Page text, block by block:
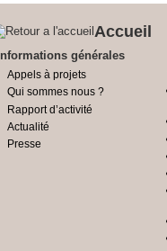
Accueil
Informations générales
Appels à projets
Qui sommes nous ?
Rapport d’activité
Actualité
Presse